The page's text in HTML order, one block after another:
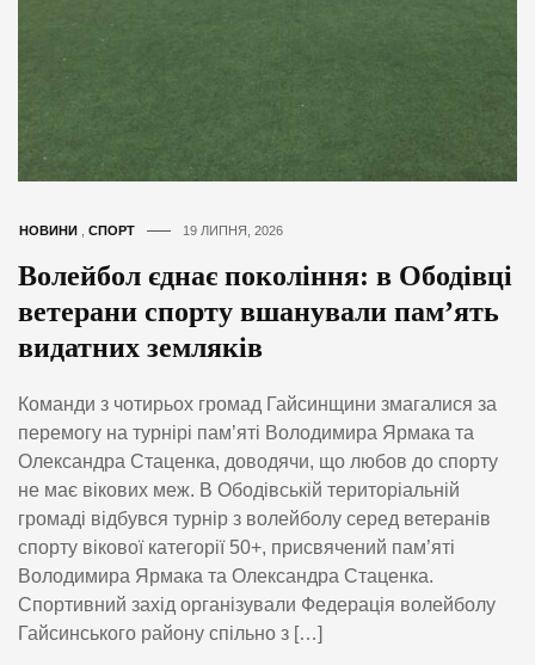
НОВИНИ СПОРТ 19 ЛИПНЯ, 2026
Волейбол єднає покоління: в Ободівці
ветерани спорту вшанували пам’ять
видатних земляків
Команди з чотирьох громад Гайсинщини змагалися за
перемогу на турнірі пам’яті Володимира Ярмака та
Олександра Стаценка, доводячи, що любов до спорту
не має вікових меж. В Ободівській територіальній
громаді відбувся турнір з волейболу серед ветеранів
спорту вікової категорії 50+, присвячений пам’яті
Володимира Ярмака та Олександра Стаценка.
Спортивний захід організували Федерація волейболу
Гайсинського району спільно з […]